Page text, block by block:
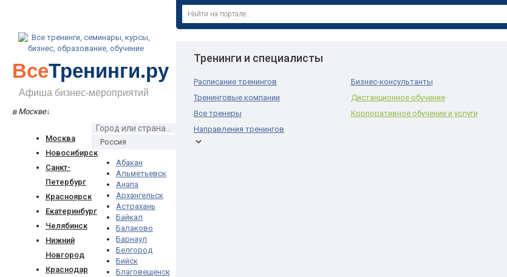
ВсеТренинги.ру
Афиша бизнес-мероприятий
в Москве↓
Москва
Новосибирск
Санкт-
Петербург
Красноярск
Екатеринбург
Челябинск
Нижний
Новгород
Краснодар
Абакан
Альметьевск
Анапа
Архангельск
Астрахань
Байкал
Балаково
Барнаул
Белгород
Бийск
Благовещенск
Тренинги и специалисты
Расписание тренингов
Тренинговые компании
Все тренеры
Направления тренингов
Бизнес-консультанты
Дистанционное обучение
Корпоративное обучение и услуги